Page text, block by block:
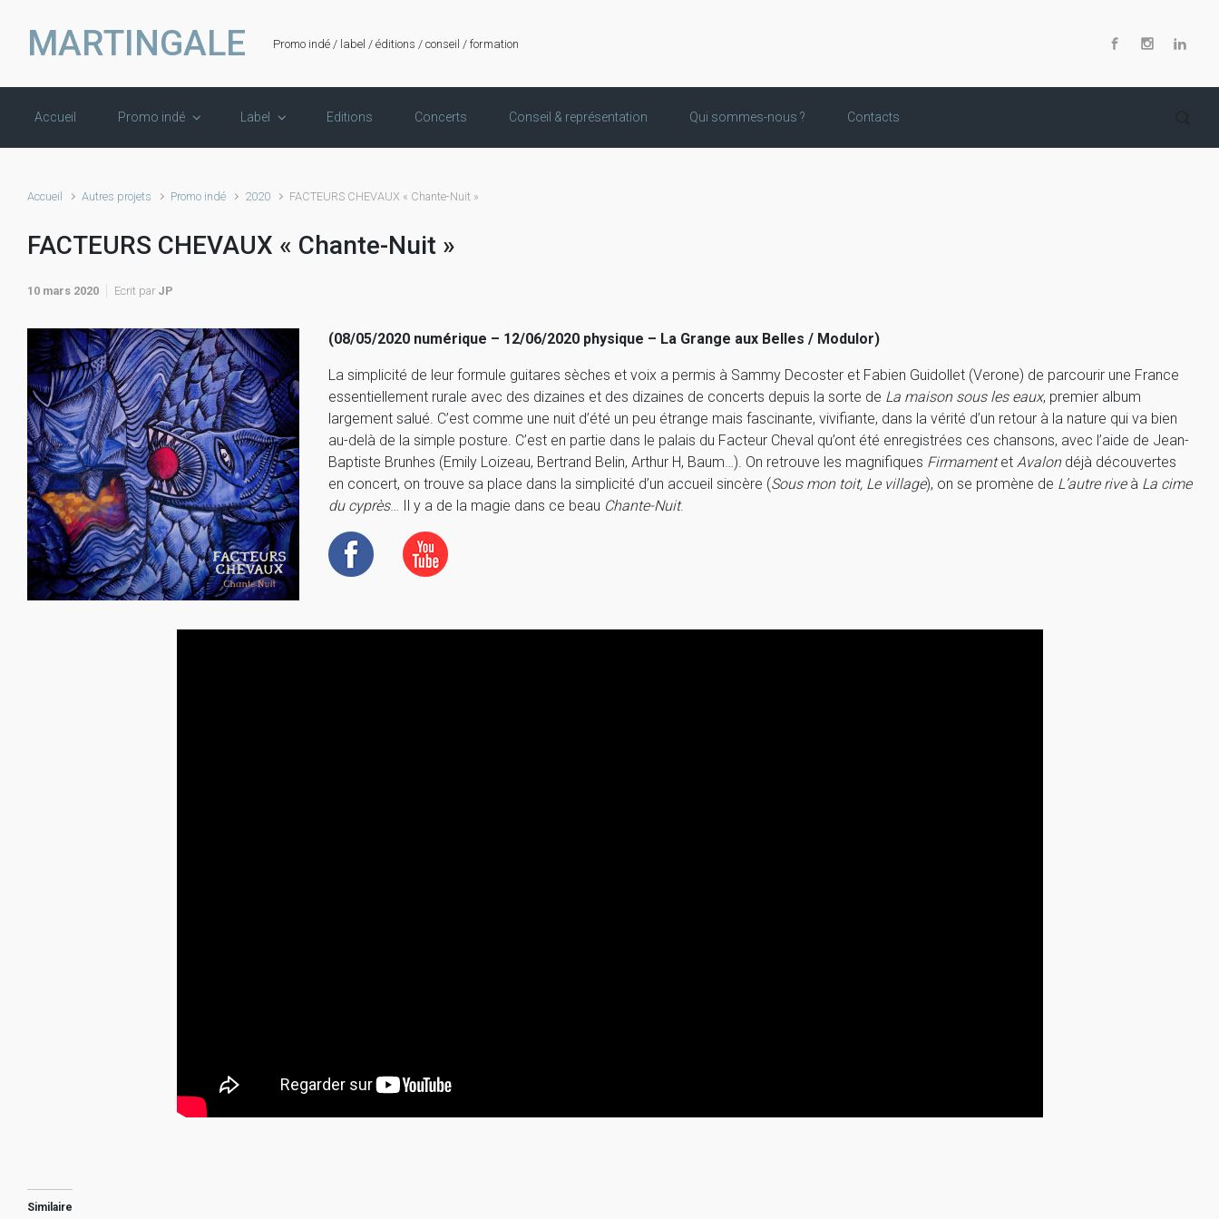
MARTINGALE Promo indé / label / éditions / conseil / formation
Accueil Promo indé Label Editions Concerts Conseil & représentation Qui sommes-nous ? Contacts
Accueil Autres projets Promo indé 2020 FACTEURS CHEVAUX « Chante-Nuit »
FACTEURS CHEVAUX « Chante-Nuit »
10 mars 2020 Ecrit par JP
(08/05/2020 numérique – 12/06/2020 physique – La Grange aux Belles / Modulor)
La simplicité de leur formule guitares sèches et voix a permis à Sammy Decoster et Fabien Guidollet (Verone) de parcourir une France
essentiellement rurale avec des dizaines et des dizaines de concerts depuis la sorte de La maison sous les eaux, premier album
largement salué. C’est comme une nuit d’été un peu étrange mais fascinante, vivifiante, dans la vérité d’un retour à la nature qui va bien
au-delà de la simple posture. C’est en partie dans le palais du Facteur Cheval qu’ont été enregistrées ces chansons, avec l’aide de Jean-
Baptiste Brunhes (Emily Loizeau, Bertrand Belin, Arthur H, Baum…). On retrouve les magnifiques Firmamentet Avalondéjà découvertes
en concert, on trouve sa place dans la simplicité d’un accueil sincère (Sous mon toit, Le village), on se promène de L’autre riveà La cime
du cyprès… Il y a de la magie dans ce beau Chante-Nuit.
Similaire